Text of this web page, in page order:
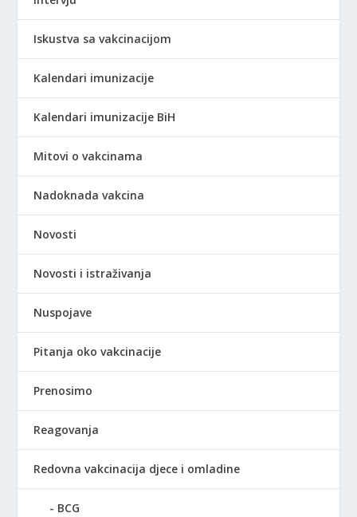
Iskustva sa vakcinacijom
Kalendari imunizacije
Kalendari imunizacije BiH
Mitovi o vakcinama
Nadoknada vakcina
Novosti
Novosti i istraživanja
Nuspojave
Pitanja oko vakcinacije
Prenosimo
Reagovanja
Redovna vakcinacija djece i omladine
BCG